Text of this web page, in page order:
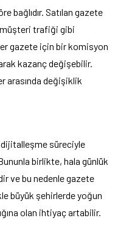
bağlıdır. Satılan gazete
müşteri trafiği gibi
gazete için bir komisyon
kazanç değişebilir.
arasında değişiklik
dijitalleşme süreciyle
birlikte, hala günlük
ve bu nedenle gazete
büyük şehirlerde yoğun
olan ihtiyaç artabilir.